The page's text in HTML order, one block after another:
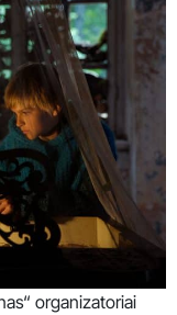
organizatoriai